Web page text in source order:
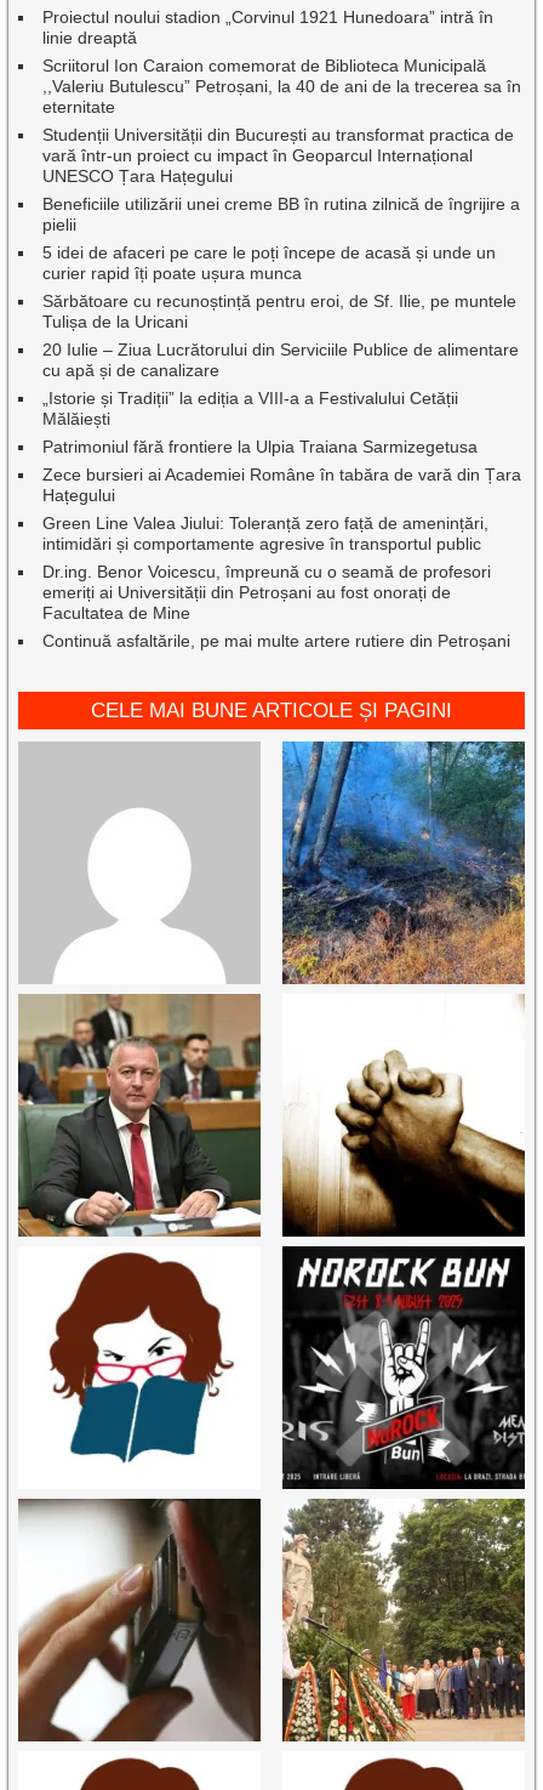
Proiectul noului stadion „Corvinul 1921 Hunedoara” intră în
linie dreaptă
Scriitorul Ion Caraion comemorat de Biblioteca Municipală
,,Valeriu Butulescu” Petroșani, la 40 de ani de la trecerea sa în
eternitate
Studenții Universității din București au transformat practica de
vară într-un proiect cu impact în Geoparcul Internațional
UNESCO Țara Hațegului
Beneficiile utilizării unei creme BB în rutina zilnică de îngrijire a
pielii
5 idei de afaceri pe care le poți începe de acasă și unde un
curier rapid îți poate ușura munca
Sărbătoare cu recunoștință pentru eroi, de Sf. Ilie, pe muntele
Tulișa de la Uricani
20 Iulie – Ziua Lucrătorului din Serviciile Publice de alimentare
cu apă și de canalizare
„Istorie și Tradiții” la ediția a VIII-a a Festivalului Cetății
Mălăiești
Patrimoniul fără frontiere la Ulpia Traiana Sarmizegetusa
Zece bursieri ai Academiei Române în tabăra de vară din Țara
Hațegului
Green Line Valea Jiului: Toleranță zero față de amenințări,
intimidări și comportamente agresive în transportul public
Dr.ing. Benor Voicescu, împreună cu o seamă de profesori
emeriți ai Universității din Petroșani au fost onorați de
Facultatea de Mine
Continuă asfaltările, pe mai multe artere rutiere din Petroșani
CELE MAI BUNE ARTICOLE ȘI PAGINI